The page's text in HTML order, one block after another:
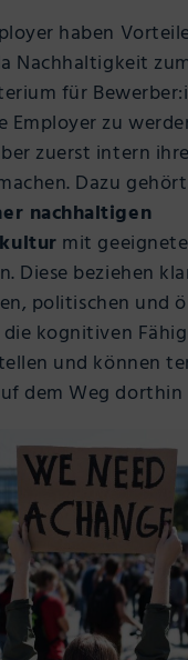
haben
Nachhaltigkeit
für
Employer zu
zuerst intern ihre
Dazu
nachhaltigen
mit
Diese beziehen
politischen und
kognitiven
und können
dem Weg